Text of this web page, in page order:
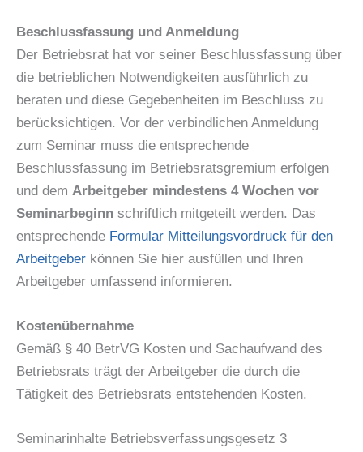
Beschlussfassung und Anmeldung
Der Betriebsrat hat vor seiner Beschlussfassung über
die betrieblichen Notwendigkeiten ausführlich zu
beraten und diese Gegebenheiten im Beschluss zu
berücksichtigen. Vor der verbindlichen Anmeldung
zum Seminar muss die entsprechende
Beschlussfassung im Betriebsratsgremium erfolgen
und dem Arbeitgeber mindestens 4 Wochen vor
Seminarbeginn schriftlich mitgeteilt werden. Das
entsprechende Formular Mitteilungsvordruck für den
Arbeitgeber können Sie hier ausfüllen und Ihren
Arbeitgeber umfassend informieren.
Kostenübernahme
Gemäß § 40 BetrVG Kosten und Sachaufwand des
Betriebsrats trägt der Arbeitgeber die durch die
Tätigkeit des Betriebsrats entstehenden Kosten.
Seminarinhalte Betriebsverfassungsgesetz 3